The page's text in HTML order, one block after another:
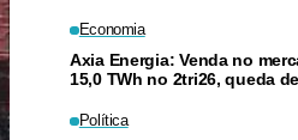
Economia
Axia Energia: Venda no
15,0 TWh no 2tri26, queda
Política